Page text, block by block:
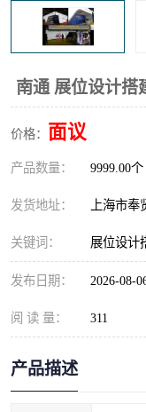
南通 展位设计搭
价格： 面议
产品数量： 9999.00个
发货地址： 上海市奉
关键词： 展位设计
发布日期： 2026-08-
阅 读 量： 311
产品描述